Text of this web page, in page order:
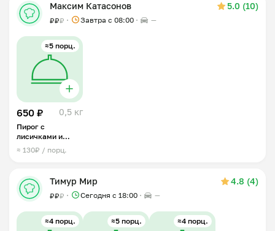
Максим Катасонов 5.0 (10)
₽₽₽ Завтра c 08:00 —
≈5 порц.
650 ₽ 0,5 кг
Пирог с
лисичками и
картофелем
≈ 130₽ / порц.
Тимур Мир 4.8 (4)
₽₽₽ Сегодня с 18:00 —
≈4 порц. ≈5 порц. ≈4 порц.